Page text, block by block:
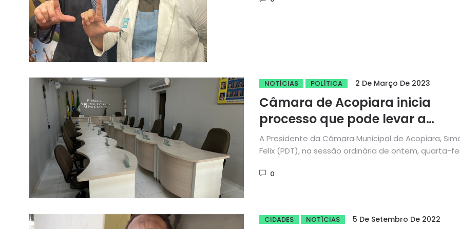
NOTÍCIAS POLÍTICA 2 De Março De 2023
Câmara de Acopiara inicia
processo que pode levar a
cassação do prefeito afastado
Antônio Almeida
A Presidente da Câmara Municipal de Acopiara,
Felix (PDT), na sessão ordinária de ontem, quarta-
0
CIDADES NOTÍCIAS 5 De Setembro De 2022